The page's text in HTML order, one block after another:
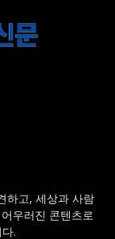
하고, 세상과 사람
우러진 콘텐츠로
.